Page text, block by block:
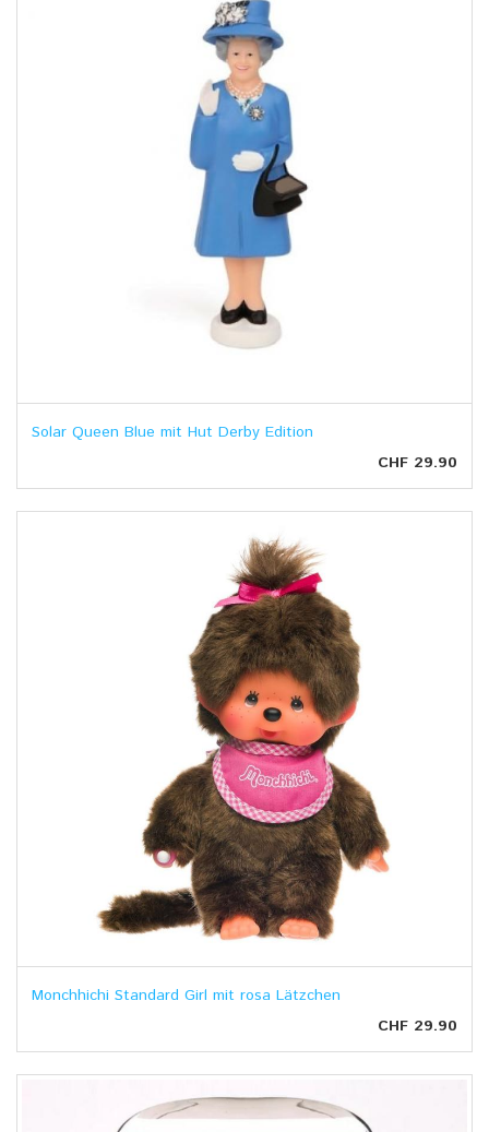
Solar Queen Blue mit Hut Derby Edition
CHF 29.90
Monchhichi Standard Girl mit rosa Lätzchen
CHF 29.90